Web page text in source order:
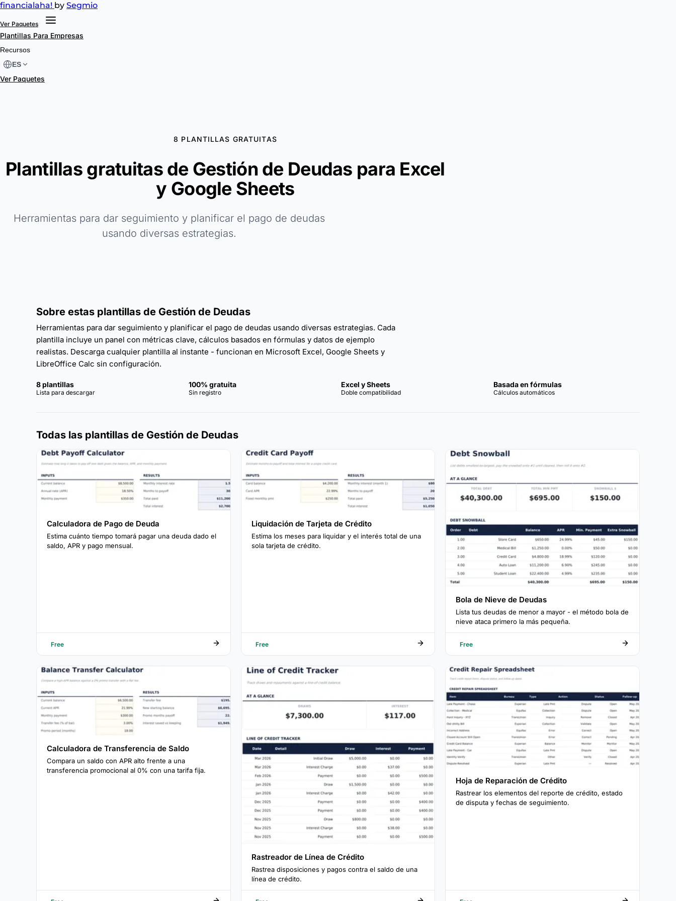
financialaha! by Segmio
Ver Paquetes
Plantillas Para Empresas
Recursos
ES
Ver Paquetes
8 PLANTILLAS GRATUITAS
Plantillas gratuitas de Gestión de Deudas para Excel
y Google Sheets
Herramientas para dar seguimiento y planificar el pago de deudas
usando diversas estrategias.
Sobre estas plantillas de Gestión de Deudas
Herramientas para dar seguimiento y planificar el pago de deudas usando diversas estrategias. Cada
plantilla incluye un panel con métricas clave, cálculos basados en fórmulas y datos de ejemplo
realistas. Descarga cualquier plantilla al instante - funcionan en Microsoft Excel, Google Sheets y
LibreOffice Calc sin configuración.
8 plantillas
Lista para descargar
100% gratuita
Sin registro
Excel y Sheets
Doble compatibilidad
Basada en fórmulas
Cálculos automáticos
Todas las plantillas de Gestión de Deudas
Calculadora de Pago de Deuda
Estima cuánto tiempo tomará pagar una deuda dado el
saldo, APR y pago mensual.
Free
Liquidación de Tarjeta de Crédito
Estima los meses para liquidar y el interés total de una
sola tarjeta de crédito.
Free
Bola de Nieve de Deudas
Lista tus deudas de menor a mayor - el método bola de
nieve ataca primero la más pequeña.
Free
Calculadora de Transferencia de Saldo
Compara un saldo con APR alto frente a una
transferencia promocional al 0% con una tarifa fija.
Rastreador de Línea de Crédito
Rastrea disposiciones y pagos contra el saldo de una
línea de crédito.
Hoja de Reparación de Crédito
Rastrear los elementos del reporte de crédito, estado
de disputa y fechas de seguimiento.